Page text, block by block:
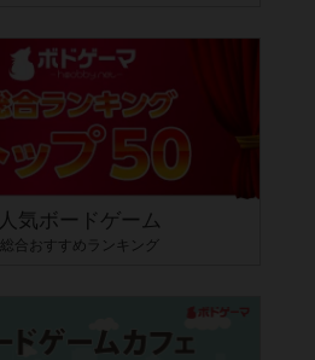
人気ボードゲーム
総合おすすめランキング